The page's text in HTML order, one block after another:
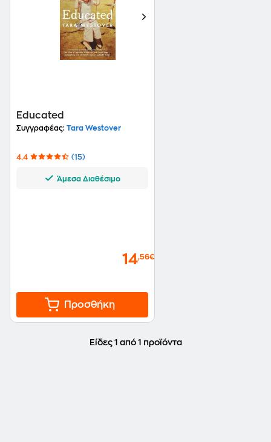
Educated
Συγγραφέας: Tara Westover
4.4 (15)
Άμεσα Διαθέσιμο
14,56€
Προσθήκη
Είδες 1 από 1 προϊόντα